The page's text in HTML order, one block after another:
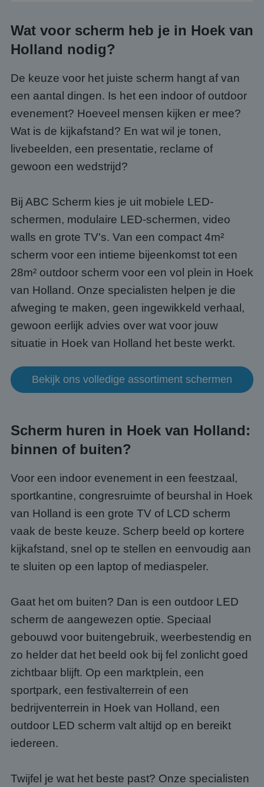
Wat voor scherm heb je in Hoek van
Holland nodig?
De keuze voor het juiste scherm hangt af van
een aantal dingen. Is het een indoor of outdoor
evenement? Hoeveel mensen kijken er mee?
Wat is de kijkafstand? En wat wil je tonen,
livebeelden, een presentatie, reclame of
gewoon een wedstrijd?
Bij ABC Scherm kies je uit mobiele LED-
schermen, modulaire LED-schermen, video
walls en grote TV's. Van een compact 4m²
scherm voor een intieme bijeenkomst tot een
28m² outdoor scherm voor een vol plein in Hoek
van Holland. Onze specialisten helpen je die
afweging te maken, geen ingewikkeld verhaal,
gewoon eerlijk advies over wat voor jouw
situatie in Hoek van Holland het beste werkt.
Bekijk ons volledige assortiment schermen
Scherm huren in Hoek van Holland:
binnen of buiten?
Voor een indoor evenement in een feestzaal,
sportkantine, congresruimte of beurshal in Hoek
van Holland is een grote TV of LCD scherm
vaak de beste keuze. Scherp beeld op kortere
kijkafstand, snel op te stellen en eenvoudig aan
te sluiten op een laptop of mediaspeler.
Gaat het om buiten? Dan is een outdoor LED
scherm de aangewezen optie. Speciaal
gebouwd voor buitengebruik, weerbestendig en
zo helder dat het beeld ook bij fel zonlicht goed
zichtbaar blijft. Op een marktplein, een
sportpark, een festivalterrein of een
bedrijventerrein in Hoek van Holland, een
outdoor LED scherm valt altijd op en bereikt
iedereen.
Twijfel je wat het beste past? Onze specialisten